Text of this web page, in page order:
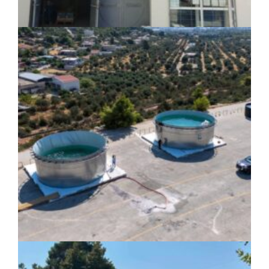
ΤΟΠΙΚΗ ΑΥΤΟΔΙΟΙΚΗΣΗ | 07/08/2026 · 17:45
Δήμος Πετρούπολης: Εργασίες
συντήρησης σε σχολεία και αθλητικές
εγκαταστάσεις
ΚΟΙΝΩΝΙΑ | 07/08/2026 · 17:08
HYMETTUS WATER GRID: «Έξυπνο»